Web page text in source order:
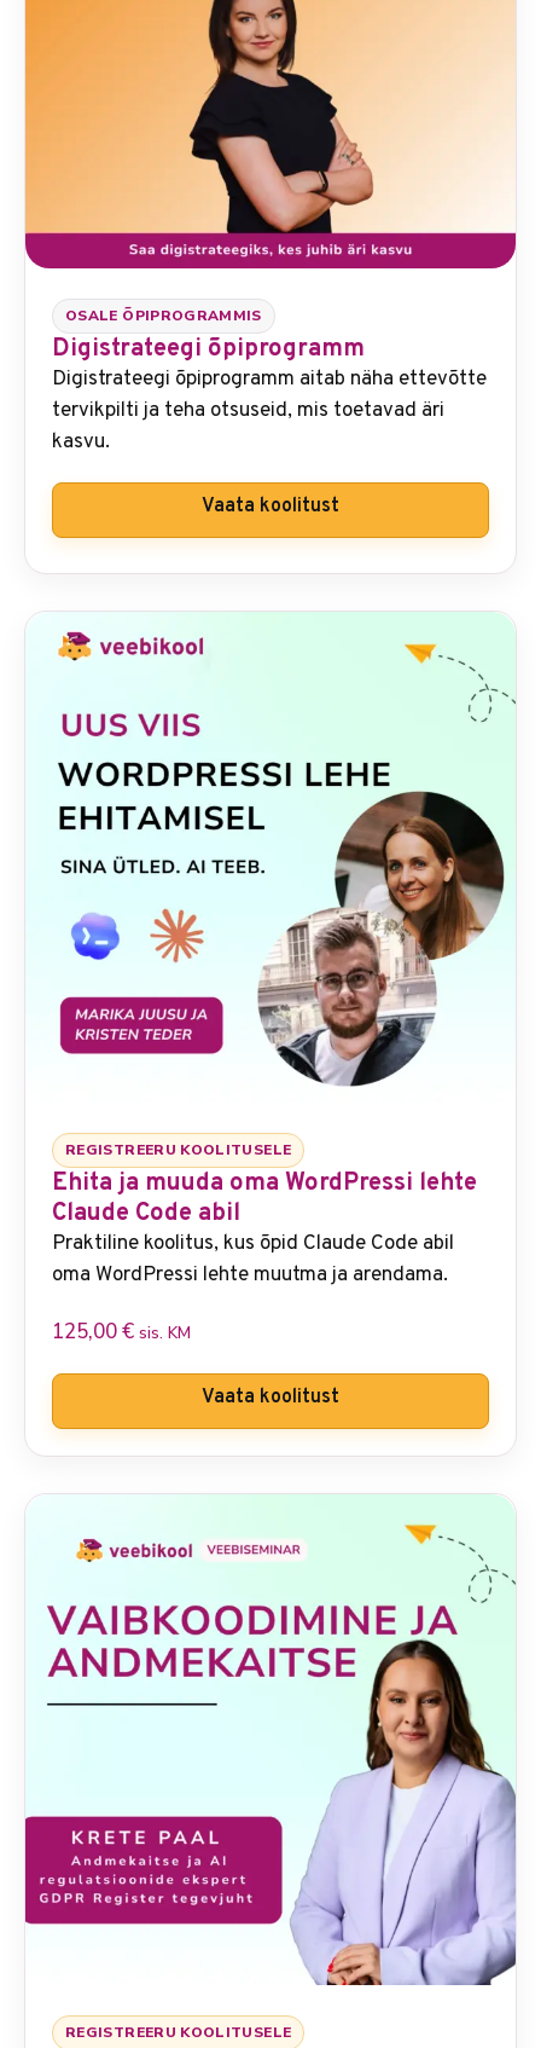
OSALE ÕPIPROGRAMMIS
Digistrateegi õpiprogramm
Digistrateegi õpiprogramm aitab näha ettevõtte
tervikpilti ja teha otsuseid, mis toetavad äri
kasvu.
Vaata koolitust
REGISTREERU KOOLITUSELE
Ehita ja muuda oma WordPressi lehte
Claude Code abil
Praktiline koolitus, kus õpid Claude Code abil
oma WordPressi lehte muutma ja arendama.
125,00€ sis. KM
Vaata koolitust
REGISTREERU KOOLITUSELE